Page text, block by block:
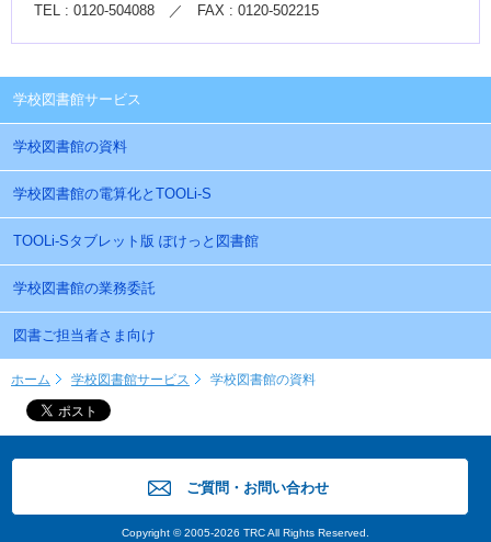
TEL : 0120-504088 ／ FAX : 0120-502215
学校図書館サービス
学校図書館の資料
学校図書館の電算化とTOOLi-S
TOOLi-Sタブレット版 ぽけっと図書館
学校図書館の業務委託
図書ご担当者さま向け
ホーム 学校図書館サービス 学校図書館の資料
ご質問・お問い合わせ
Copyright © 2005-2026 TRC All Rights Reserved.